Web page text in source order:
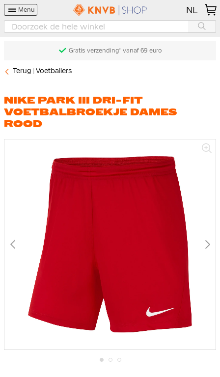
Menu NL
Gratis verzending* vanaf 69 euro
Terug Voetballers
NIKE PARK III DRI-FIT
VOETBALBROEKJE DAMES
ROOD